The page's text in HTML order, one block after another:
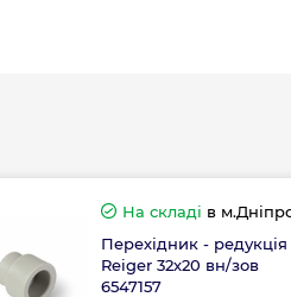
На складі в
Перехідник - редукція
Reiger 32х20 вн/зов
6547157